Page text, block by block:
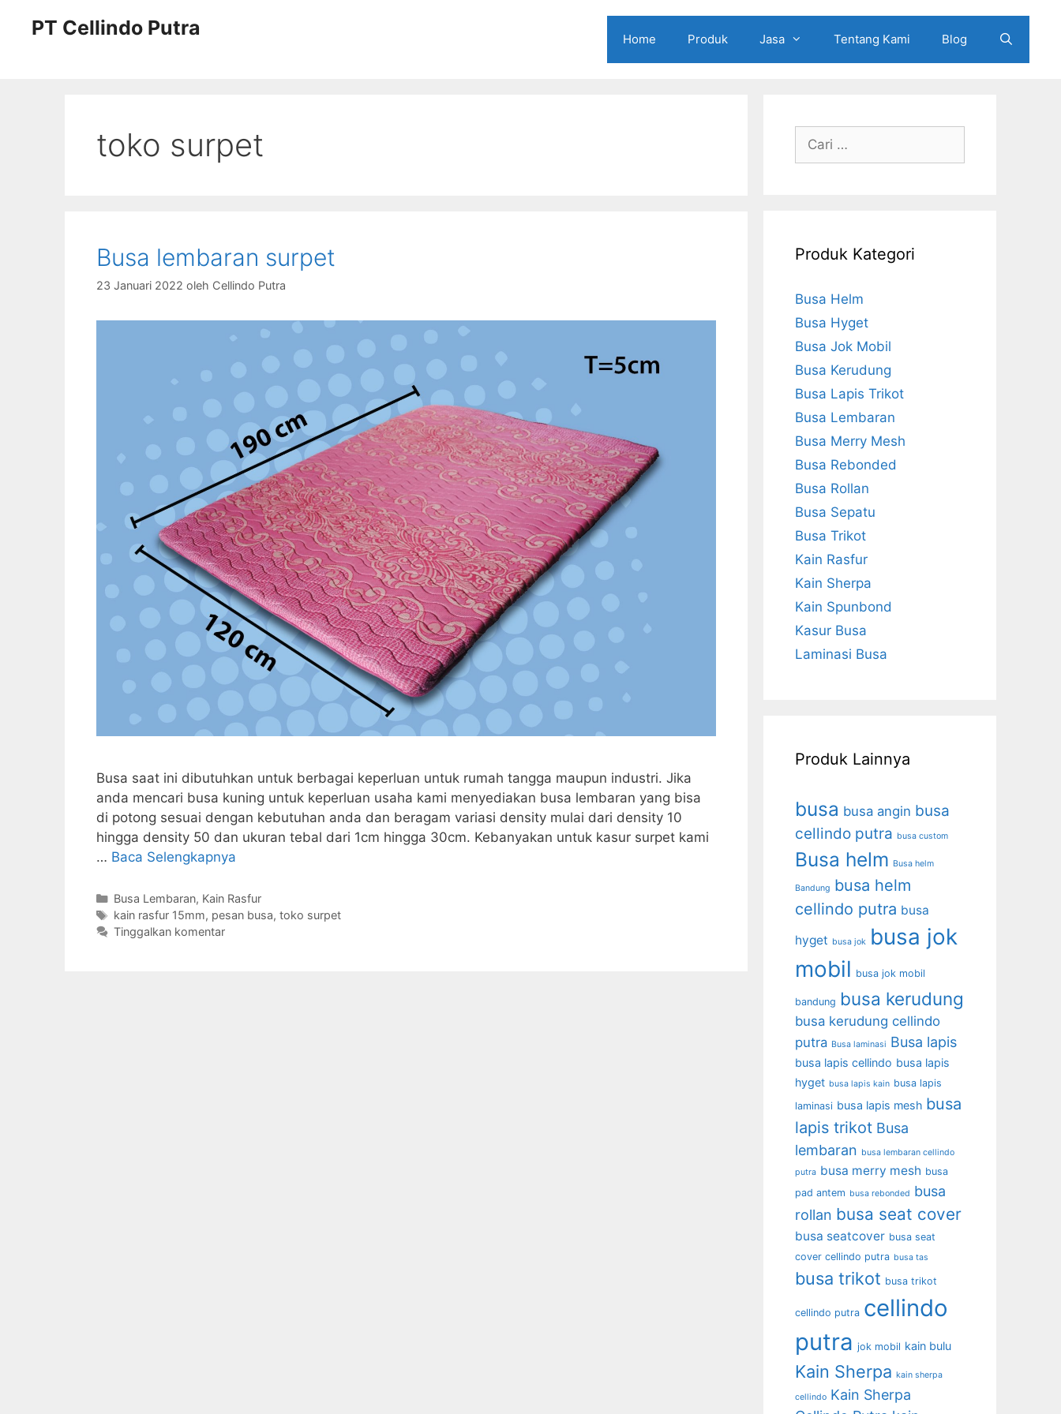
PT Cellindo Putra Home Produk Jasa Tentang Kami Blog
toko surpet
Busa lembaran surpet
23 Januari 2022 oleh Cellindo Putra
Busa saat ini dibutuhkan untuk berbagai keperluan untuk rumah tangga maupun industri. Jika
anda mencari busa kuning untuk keperluan usaha kami menyediakan busa lembaran yang bisa
di potong sesuai dengan kebutuhan anda dan beragam variasi density mulai dari density 10
hingga density 50 dan ukuran tebal dari 1cm hingga 30cm. Kebanyakan untuk kasur surpet kami
… Baca Selengkapnya
Kategori
Busa Lembaran, Kain Rasfur
Tag
kain rasfur 15mm, pesan busa, toko surpet
Tinggalkan komentar
Cari
Produk Kategori
Busa Helm
Busa Hyget
Busa Jok Mobil
Busa Kerudung
Busa Lapis Trikot
Busa Lembaran
Busa Merry Mesh
Busa Rebonded
Busa Rollan
Busa Sepatu
Busa Trikot
Kain Rasfur
Kain Sherpa
Kain Spunbond
Kasur Busa
Laminasi Busa
Produk Lainnya
busa busa angin busa
cellindo putra busa custom
Busa helm Busa helm
Bandung busa helm
cellindo putra busa
hyget busa jok busa jok
mobil busa jok mobil
bandung busa kerudung
busa kerudung cellindo
putra Busa laminasi Busa lapis
busa lapis cellindo busa lapis
hyget busa lapis kain busa lapis
laminasi busa lapis mesh busa
lapis trikot Busa
lembaran busa lembaran cellindo
putra busa merry mesh busa
pad antem busa rebonded busa
rollan busa seat cover
busa seatcover busa seat
cover cellindo putra busa tas
busa trikot busa trikot
cellindo putra cellindo
putra jok mobil kain bulu
Kain Sherpa kain sherpa
cellindo Kain Sherpa